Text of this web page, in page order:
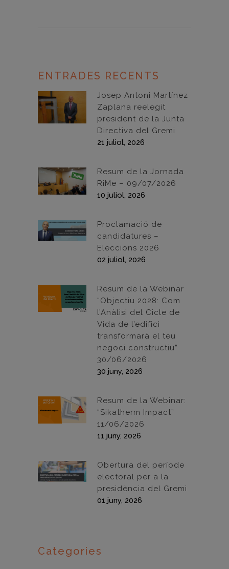
ENTRADES RECENTS
Josep Antoni Martínez
Zaplana reelegit
president de la Junta
Directiva del Gremi
21 juliol, 2026
Resum de la Jornada
RiMe – 09/07/2026
10 juliol, 2026
Proclamació de
candidatures –
Eleccions 2026
02 juliol, 2026
Resum de la Webinar
“Objectiu 2028: Com
l’Anàlisi del Cicle de
Vida de l’edifici
transformarà el teu
negoci constructiu”
30/06/2026
30 juny, 2026
Resum de la Webinar:
“Sikatherm Impact”
11/06/2026
11 juny, 2026
Obertura del període
electoral per a la
presidència del Gremi
01 juny, 2026
Categories